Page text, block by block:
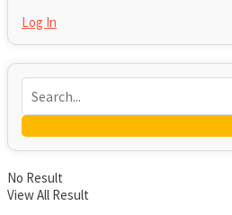
Log In
No Result
View All Result